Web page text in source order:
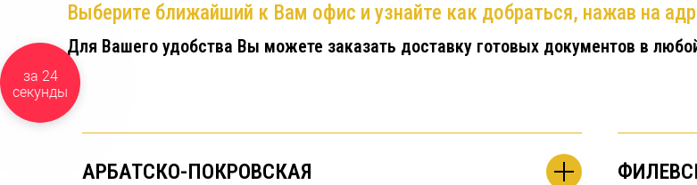
Выберите ближайший к Вам офис и узнайте как добраться, нажав на
Для Вашего удобства Вы можете заказать доставку готовых документов в
АРБАТСКО-ПОКРОВСКАЯ
за 24
Бесплатно
перезвоним